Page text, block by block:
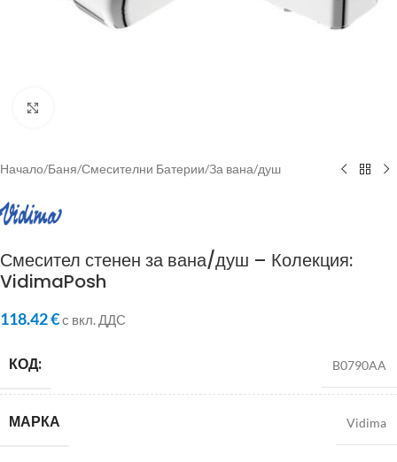
Начало/Баня/Смесителни Батерии/За вана/душ
Смесител стенен за вана/душ – Колекция:
VidimaPosh
118.42€с вкл. ДДС
КОД: B0790AA
МАРКА Vidima